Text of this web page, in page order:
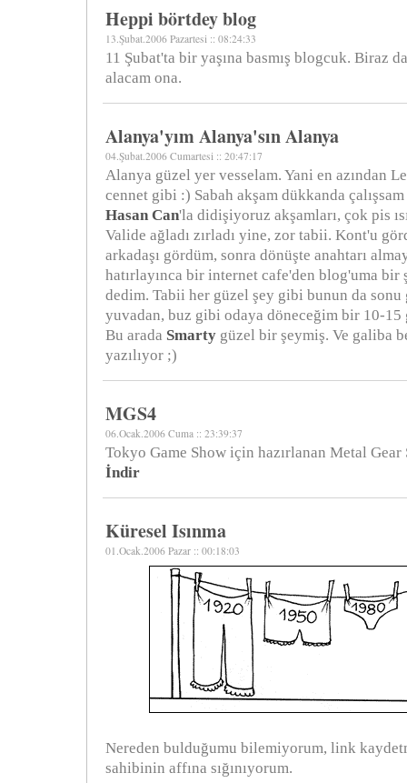
Heppi börtdey blog
13.Şubat.2006 Pazartesi :: 08:24:33
11 Şubat'ta bir yaşına basmış blogcuk. Biraz
alacam ona.
Alanya'yım Alanya'sın Alanya
04.Şubat.2006 Cumartesi :: 20:47:17
Alanya güzel yer vesselam. Yani en azından
cennet gibi :) Sabah akşam dükkanda
Hasan Can'la didişiyoruz akşamları, çok pis
Valide ağladı zırladı yine, zor tabii. Kont'u
arkadaşı gördüm, sonra dönüşte anahtarı
hatırlayınca bir internet cafe'den blog'uma bir
dedim. Tabii her güzel şey gibi bunun da sonu
yuvadan, buz gibi odaya döneceğim bir 10-15
Bu arada Smarty güzel bir şeymiş. Ve galiba
yazılıyor ;)
MGS4
06.Ocak.2006 Cuma :: 23:39:37
Tokyo Game Show için hazırlanan Metal
İndir
Küresel Isınma
01.Ocak.2006 Pazar :: 00:18:03
Nereden bulduğumu bilemiyorum, link
sahibinin affına sığınıyorum.